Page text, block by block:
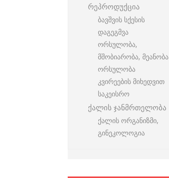
რეპროდუქცია
ბავშვის სქესის
დაგეგმვა
ორსულობა,
მშობიარობა, მეანობა
ორსულობა
კვირეების მიხედვით
საკეისრო
ქალის ჯანმრთელობა
ქალის ორგანიზმი,
გინეკოლოგია